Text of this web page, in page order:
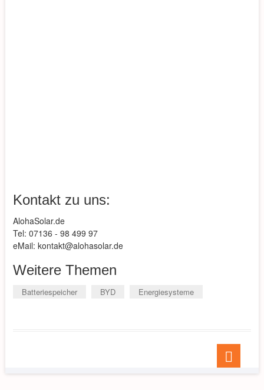
Kontakt zu uns:
AlohaSolar.de
Tel: 07136 - 98 499 97
eMail: kontakt@alohasolar.de
Weitere Themen
Batteriespeicher BYD Energiesysteme
Go
to